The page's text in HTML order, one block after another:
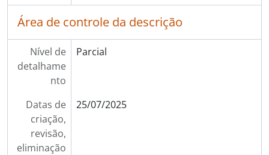
Área de controle da descrição
Nível de
detalhame
nto
Parcial
Datas de
criação,
revisão,
eliminação
25/07/2025